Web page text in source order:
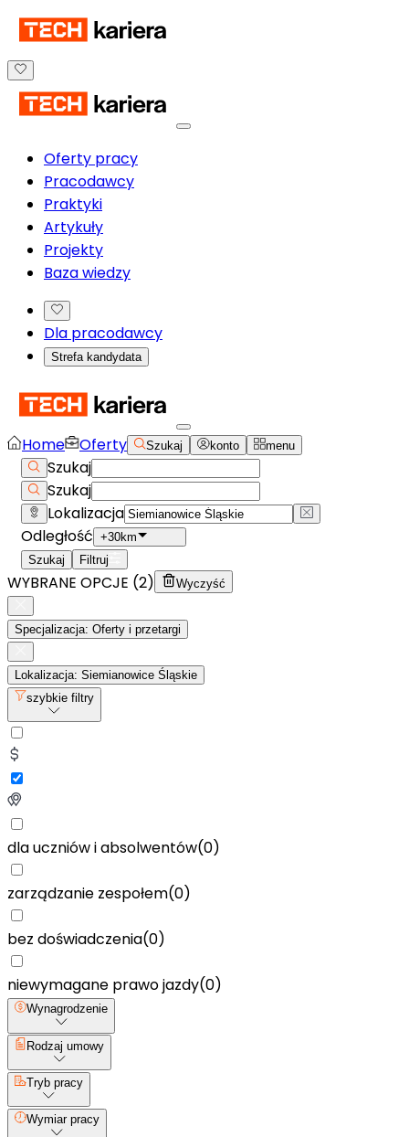
Oferty pracy
Pracodawcy
Praktyki
Artykuły
Projekty
Baza wiedzy
Dla pracodawcy
Strefa kandydata
Home Oferty Szukaj konto menu
Szukaj
Szukaj
Lokalizacja
Odległość +30km
Szukaj
Filtruj
WYBRANE OPCJE (2) Wyczyść
Specjalizacja: Oferty i przetargi
Lokalizacja: Siemianowice Śląskie
szybkie filtry
dla uczniów i absolwentów(0)
zarządzanie zespołem(0)
bez doświadczenia(0)
niewymagane prawo jazdy(0)
Wynagrodzenie
Rodzaj umowy
Tryb pracy
Wymiar pracy